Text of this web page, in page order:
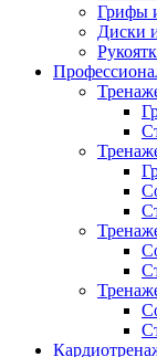
Грифы
Диски